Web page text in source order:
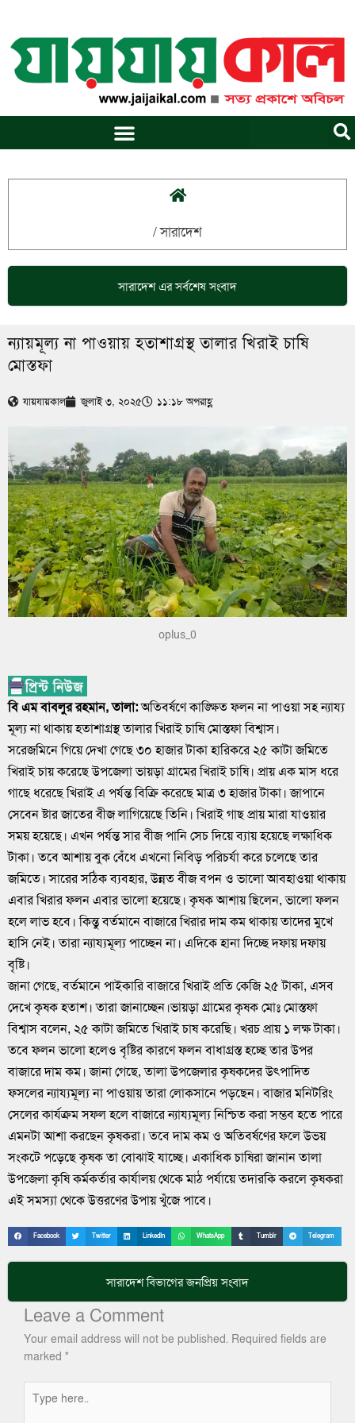
content
/সারাদেশ
সারাদেশএর সর্বশেষ সংবাদ
ন্যায়মূল্য না পাওয়ায় হতাশাগ্রস্থ তালার খিরাই চাষি
মোস্তফা
যায়যায়কাল জুলাই ৩, ২০২৫ ১১:১৮ অপরাহ্ণ
oplus_0
বি এম বাবলুর রহমান, তালা:অতিবর্ষণে কাঙ্ক্ষিত ফলন না পাওয়া সহ ন্যায্য
মূল্য না থাকায় হতাশাগ্রস্থ তালার খিরাই চাষি মোস্তফা বিশ্বাস।
সরেজমিনে গিয়ে দেখা গেছে ৩০ হাজার টাকা হারিকরে ২৫ কাটা জমিতে
খিরাই চায় করেছে উপজেলা ভায়ড়া গ্রামের খিরাই চাষি। প্রায় এক মাস ধরে
গাছে ধরেছে খিরাই এ পর্যন্ত বিক্রি করেছে মাত্র ৩ হাজার টাকা। জাপানে
সেবেন ষ্টার জাতের বীজ লাগিয়েছে তিনি। খিরাই গাছ প্রায় মারা যাওয়ার
সময় হয়েছে। এখন পর্যন্ত সার বীজ পানি সেচ দিয়ে ব্যায় হয়েছে লক্ষাধিক
টাকা। তবে আশায় বুক বেঁধে এখনো নিবিড় পরিচর্যা করে চলেছে তার
জমিতে। সারের সঠিক ব্যবহার, উন্নত বীজ বপন ও ভালো আবহাওয়া থাকায়
এবার খিরার ফলন এবার ভালো হয়েছে। কৃষক আশায় ছিলেন, ভালো ফলন
হলে লাভ হবে। কিন্তু বর্তমানে বাজারে খিরার দাম কম থাকায় তাদের মুখে
হাসি নেই। তারা ন্যায্যমূল্য পাচ্ছেন না। এদিকে হানা দিচ্ছে দফায় দফায়
বৃষ্টি।
জানা গেছে, বর্তমানে পাইকারি বাজারে খিরাই প্রতি কেজি ২৫ টাকা, এসব
দেখে কৃষক হতাশ। তারা জানাচ্ছেন।ভায়ড়া গ্রামের কৃষক মোঃ মোস্তফা
বিশ্বাস বলেন, ২৫ কাটা জমিতে খিরাই চাষ করেছি। খরচ প্রায় ১ লক্ষ টাকা।
তবে ফলন ভালো হলেও বৃষ্টির কারণে ফলন বাধাগ্রস্ত হচ্ছে তার উপর
বাজারে দাম কম। জানা গেছে, তালা উপজেলার কৃষকদের উৎপাদিত
ফসলের ন্যায্যমূল্য না পাওয়ায় তারা লোকসানে পড়ছেন। বাজার মনিটরিং
সেলের কার্যক্রম সফল হলে বাজারে ন্যায্যমূল্য নিশ্চিত করা সম্ভব হতে পারে
এমনটা আশা করছেন কৃষকরা। তবে দাম কম ও অতিবর্ষণের ফলে উভয়
সংকটে পড়েছে কৃষক তা বোঝাই যাচ্ছে। একাধিক চাষিরা জানান তালা
উপজেলা কৃষি কর্মকর্তার কার্যালয় থেকে মাঠ পর্যায়ে তদারকি করলে কৃষকরা
এই সমস্যা থেকে উত্তরণের উপায় খুঁজে পাবে।
Facebook Twitter LinkedIn WhatsApp Tumblr Telegram
সারাদেশবিভাগের জনপ্রিয় সংবাদ
Leave a Comment
Your email address will not be published. Required fields are
marked *
here..